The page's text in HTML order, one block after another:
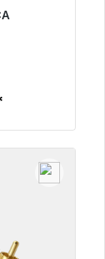
czas